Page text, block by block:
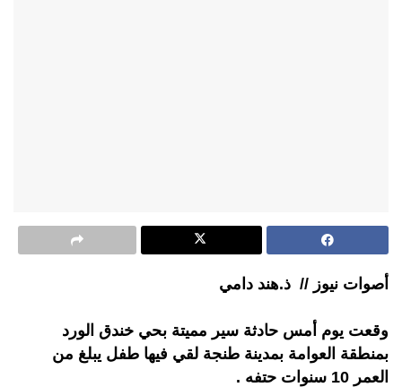
أصوات نيوز // ذ.هند دامي
وقعت يوم أمس حادثة سير مميتة بحي خندق الورد
بمنطقة العوامة بمدينة طنجة لقي فيها طفل يبلغ من
العمر 10 سنوات حتفه .